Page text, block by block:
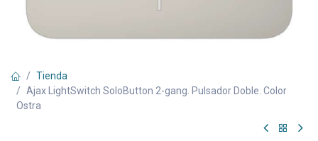
Tienda
Ajax LightSwitch SoloButton 2-gang. Pulsador Doble. Color
Ostra